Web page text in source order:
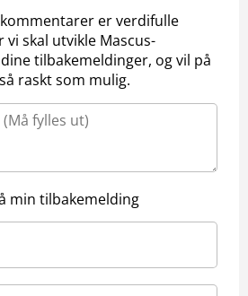
er verdifulle
skal utvikle Mascus-
tilbakemeldinger, og vil på
raskt som mulig.
min tilbakemelding